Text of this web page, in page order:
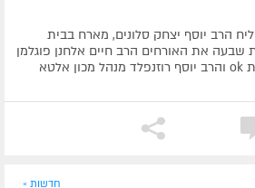
הרב יוסף יצחק סלונים, מארח בבית
את האורחים הרב חיים אלחנן פוגלמן
מראשי מערכת ועד הכשרות ok והרב יוסף רוזנפלד מנהל מכון אלטא
חדשות »